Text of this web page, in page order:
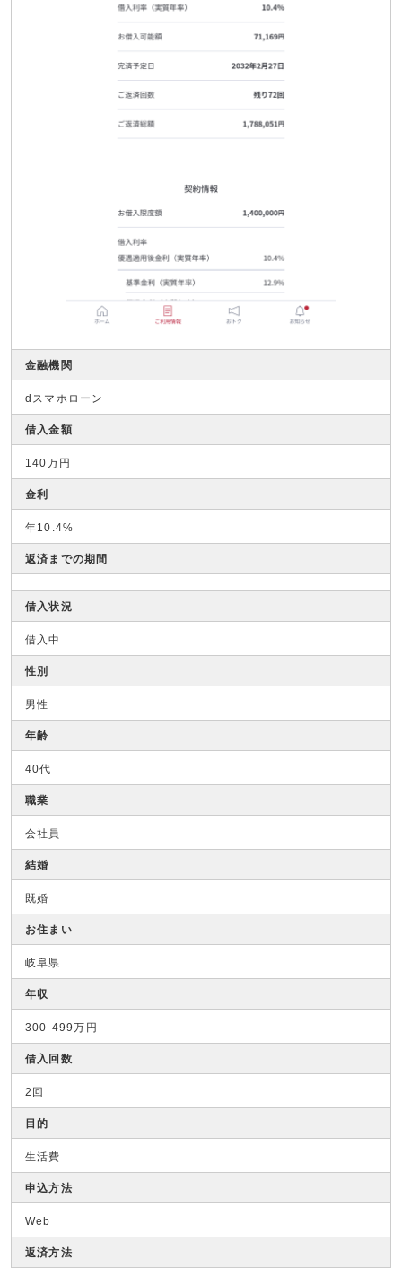
金融機関
dスマホローン
借入金額
140万円
金利
年10.4%
返済までの期間
借入状況
借入中
性別
男性
年齢
40代
職業
会社員
結婚
既婚
お住まい
岐阜県
年収
300-499万円
借入回数
2回
目的
生活費
申込方法
Web
返済方法